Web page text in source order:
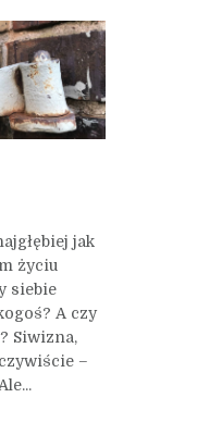
jak
życiu
siebie
A czy
Siwizna,
–